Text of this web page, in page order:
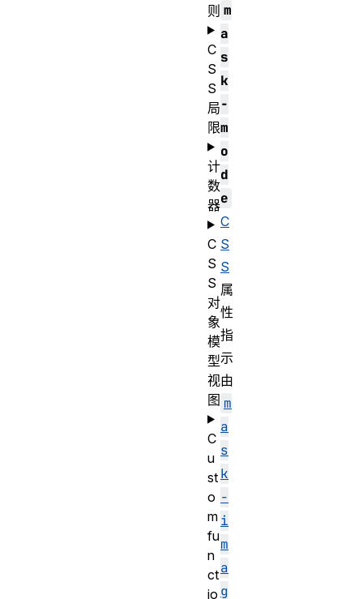
m
a
s
k
-
m
o
d
e
C
S
S
属
性
指
示
由
m
a
s
k
-
i
m
a
g
则
C
S
S
局
限
计
数
器
C
S
S
对
象
模
型
视
图
C
u
st
o
m
fu
n
ct
io